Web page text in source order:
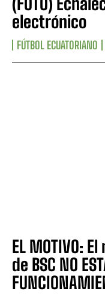
electrónico
FÚTBOL ECUATORIANO
EL MOTIVO:
de BSC NO